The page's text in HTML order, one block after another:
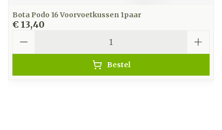
Bota Podo 16 Voorvoetkussen 1paar
€ 13,40
Bestel